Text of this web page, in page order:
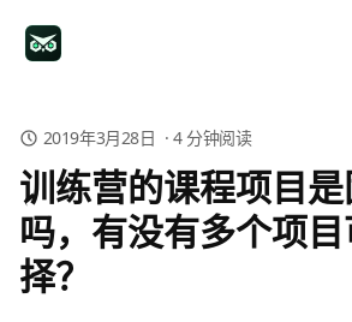
2019年3月28日 ·4分钟阅读
训练营的课程项目
吗，有没有多个项
择？